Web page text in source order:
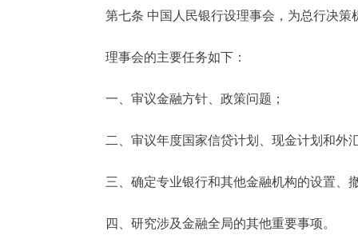
第七条 中国人民银行设理事会，为总行决策
理事会的主要任务如下：
一、审议金融方针、政策问题；
二、审议年度国家信贷计划、现金计划和外
三、确定专业银行和其他金融机构的设置、
四、研究涉及金融全局的其他重要事项。